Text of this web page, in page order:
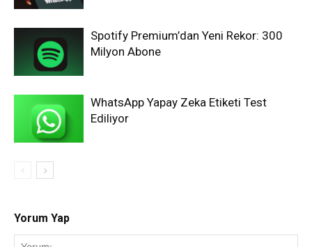
Spotify Premium’dan Yeni Rekor: 300
Milyon Abone
WhatsApp Yapay Zeka Etiketi Test
Ediliyor
Yorum Yap